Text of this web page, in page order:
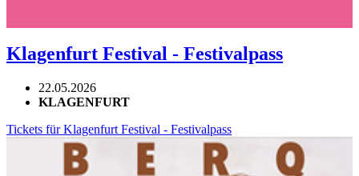
Klagenfurt Festival - Festivalpass
22.05.2026
KLAGENFURT
Tickets für Klagenfurt Festival - Festivalpass